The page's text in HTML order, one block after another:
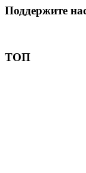
Поддержите
ТОП